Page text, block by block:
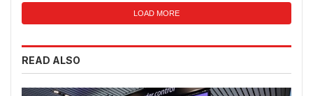
LOAD MORE
READ ALSO